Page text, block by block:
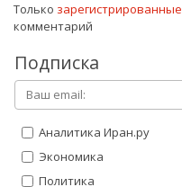
Только зарегистрированные
комментарий
Подписка
Аналитика Иран.ру
Экономика
Политика